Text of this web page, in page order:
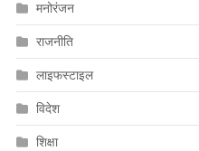
मनोरंजन
राजनीति
लाइफस्टाइल
विदेश
शिक्षा